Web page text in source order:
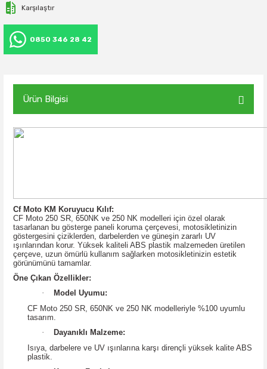
Karşılaştır
0850 346 28 42
Ürün Bilgisi
Cf Moto KM Koruyucu Kılıf:
CF Moto 250 SR, 650NK ve 250 NK modelleri için özel olarak
tasarlanan bu gösterge paneli koruma çerçevesi, motosikletinizin
göstergesini çiziklerden, darbelerden ve güneşin zararlı UV
ışınlarından korur. Yüksek kaliteli ABS plastik malzemeden üretilen
çerçeve, uzun ömürlü kullanım sağlarken motosikletinizin estetik
görünümünü tamamlar.
Öne Çıkan Özellikler:
·
Model Uyumu:
CF Moto 250 SR, 650NK ve 250 NK modelleriyle %100 uyumlu
tasarım.
·
Dayanıklı Malzeme:
Isıya, darbelere ve UV ışınlarına karşı dirençli yüksek kalite ABS
plastik.